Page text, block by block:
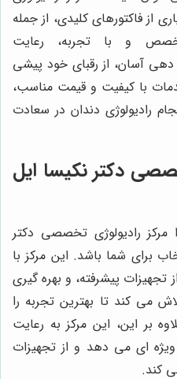
از فاکتورهای کلیدی، از جمله
و با تجربه، رعایت
دهی آسان، از رقبای خود پیشی
با کیفیت و قیمت مناسب،
رادیولوژی دندان در سعادت
دکتر نکیسا ایل
مرکز رادیولوژی تخصصی دکتر
برای شما باشد. این مرکز با
تجهیزات پیشرفته، و بهره گیری
می کند تا بهترین تجربه را
بر این، این مرکز به رعایت
ای می دهد و از تجهیزات
کند.